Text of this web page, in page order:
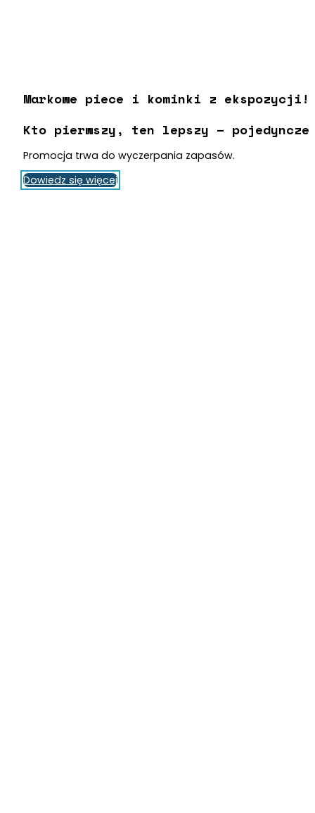
Markowe piece i kominki z
Kto pierwszy, ten lepszy –
Promocja trwa do wyczerpania zapasów.
Dowiedz się więcej